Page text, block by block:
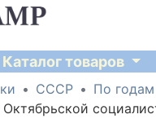
Каталог товаров
СССР По годам